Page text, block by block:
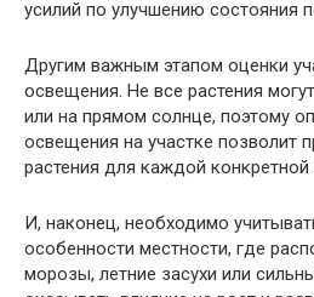
усилий по улучшению состояния
Другим важным этапом оценки
освещения. Не все растения
или на прямом солнце, поэтому
освещения на участке позволит
растения для каждой
И, наконец, необходимо
особенности местности, где
морозы, летние засухи или